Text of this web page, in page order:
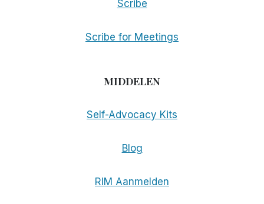
Scribe
Scribe for Meetings
MIDDELEN
Self-Advocacy Kits
Blog
RIM Aanmelden